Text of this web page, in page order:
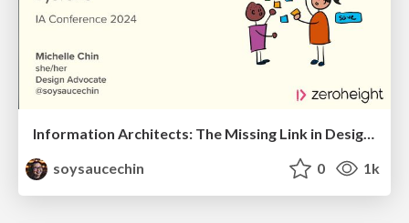
Information Architects: The Missing Link in Design Systems
soysaucechin
0 1k